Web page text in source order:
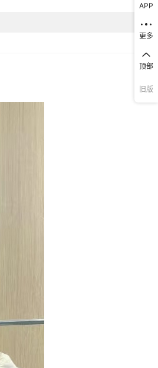
APP
更多
顶部
旧版